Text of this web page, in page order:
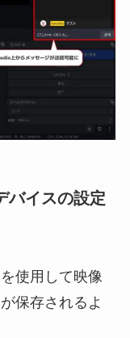
バイスの設定
使用して映像
保存されるよ